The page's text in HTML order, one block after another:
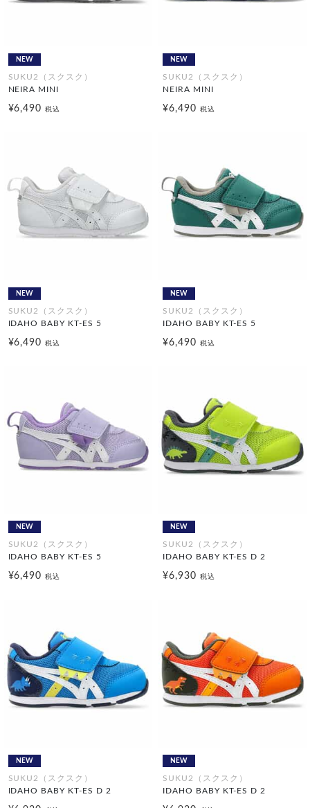
NEW
SUKU2（スクスク）
NEIRA MINI
¥6,490税込
NEW
SUKU2（スクスク）
NEIRA MINI
¥6,490 税込
NEW
SUKU2（スクスク）
IDAHO BABY KT-ES 5
¥6,490税込
NEW
SUKU2（スクスク）
IDAHO BABY KT-ES 5
¥6,490 税込
NEW
SUKU2（スクスク）
IDAHO BABY KT-ES 5
¥6,490税込
NEW
SUKU2（スクスク）
IDAHO BABY KT-ES D 2
¥6,930 税込
NEW
SUKU2（スクスク）
IDAHO BABY KT-ES D 2
NEW
SUKU2（スクスク）
IDAHO BABY KT-ES D 2